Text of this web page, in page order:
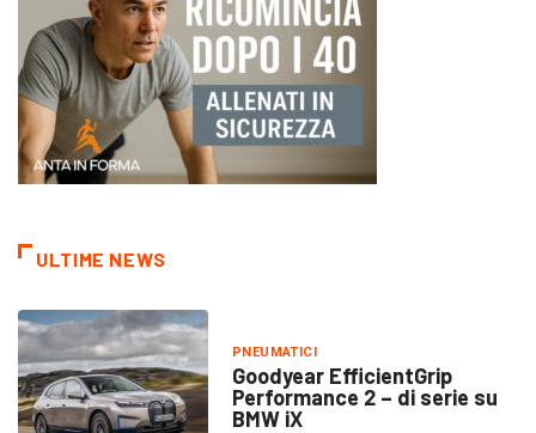
ULTIME NEWS
PNEUMATICI
Goodyear EfficientGrip
Performance 2 – di serie su
BMW iX